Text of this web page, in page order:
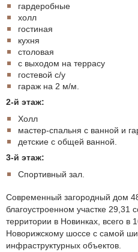
гардеробные
холл
гостиная
кухня
столовая
с выходом на террасу
гостевой с/у
гараж на 2 м/м.
2-й этаж:
Холл
мастер-спальня с ванной и
детские с общей ванной.
3-й этаж:
Спортивный зал.
Современный загородный дом
благоустроенном участке 29,31
территории в Новинках, всего в
Новорижскому шоссе с самой
инфраструктурных объектов.